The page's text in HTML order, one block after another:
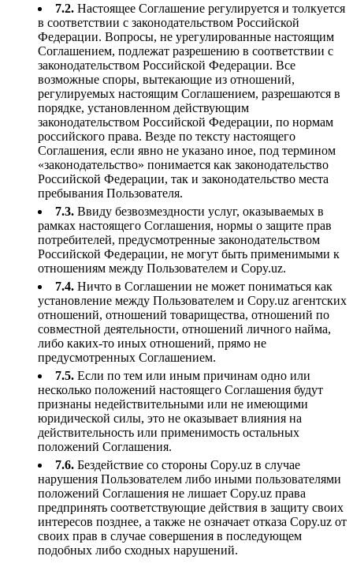
7.2. Настоящее Соглашение регулируется и толкуется
в соответствии с законодательством Российской
Федерации. Вопросы, не урегулированные настоящим
Соглашением, подлежат разрешению в соответствии с
законодательством Российской Федерации. Все
возможные споры, вытекающие из отношений,
регулируемых настоящим Соглашением, разрешаются в
порядке, установленном действующим
законодательством Российской Федерации, по нормам
российского права. Везде по тексту настоящего
Соглашения, если явно не указано иное, под термином
«законодательство» понимается как законодательство
Российской Федерации, так и законодательство места
пребывания Пользователя.
7.3. Ввиду безвозмездности услуг, оказываемых в
рамках настоящего Соглашения, нормы о защите прав
потребителей, предусмотренные законодательством
Российской Федерации, не могут быть применимыми к
отношениям между Пользователем и Copy.uz.
7.4. Ничто в Соглашении не может пониматься как
установление между Пользователем и Copy.uz агентских
отношений, отношений товарищества, отношений по
совместной деятельности, отношений личного найма,
либо каких-то иных отношений, прямо не
предусмотренных Соглашением.
7.5. Если по тем или иным причинам одно или
несколько положений настоящего Соглашения будут
признаны недействительными или не имеющими
юридической силы, это не оказывает влияния на
действительность или применимость остальных
положений Соглашения.
7.6. Бездействие со стороны Copy.uz в случае
нарушения Пользователем либо иными пользователями
положений Соглашения не лишает Copy.uz права
предпринять соответствующие действия в защиту своих
интересов позднее, а также не означает отказа Copy.uz от
своих прав в случае совершения в последующем
подобных либо сходных нарушений.